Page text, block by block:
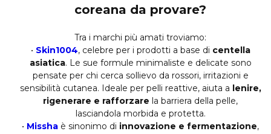
coreana da provare?
Tra i marchi più amati troviamo:
• Skin1004, celebre per i prodotti a base di centella
asiatica. Le sue formule minimaliste e delicate sono
pensate per chi cerca sollievo da rossori, irritazioni e
sensibilità cutanea. Ideale per pelli reattive, aiuta a lenire,
rigenerare e rafforzare la barriera della pelle,
lasciandola morbida e protetta.
• Missha è sinonimo di innovazione e fermentazione,